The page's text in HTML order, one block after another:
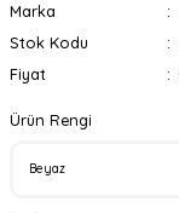
Marka
Stok Kodu
Fiyat
Ürün Rengi